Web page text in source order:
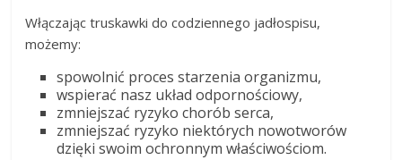
Włączając truskawki do codziennego jadłospisu,
możemy:
spowolnić proces starzenia organizmu,
wspierać nasz układ odpornościowy,
zmniejszać ryzyko chorób serca,
zmniejszać ryzyko niektórych nowotworów
dzięki swoim ochronnym właściwościom.